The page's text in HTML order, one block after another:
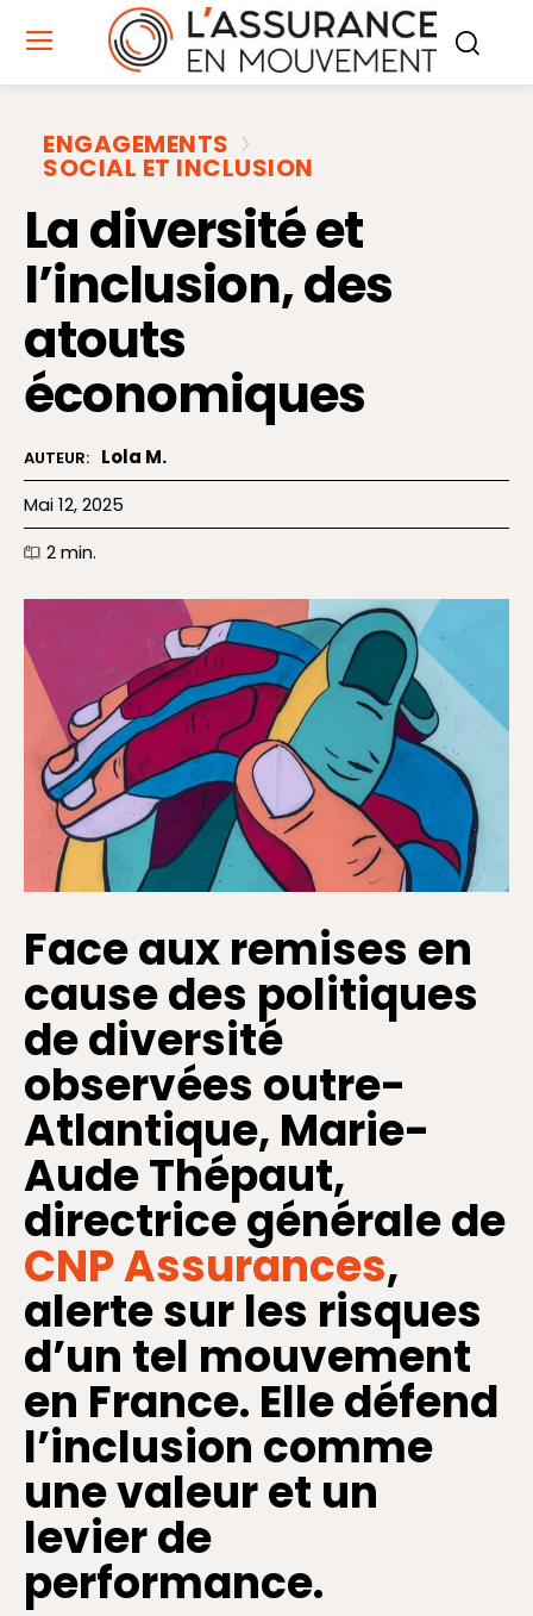
ENGAGEMENTS
SOCIAL ET INCLUSION
La diversité et
l’inclusion, des
atouts
économiques
AUTEUR: Lola M.
Mai 12, 2025
2min.
Face aux remises en
cause des politiques
de diversité
observées outre-
Atlantique, Marie-
Aude Thépaut,
directrice générale de
CNP Assurances,
alerte sur les risques
d’un tel mouvement
en France. Elle défend
l’inclusion comme
une valeur et un
levier de
performance.